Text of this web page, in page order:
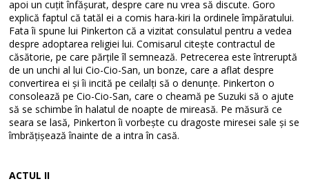
apoi un cuțit înfășurat, despre care nu vrea să discute. Goro
explică faptul că tatăl ei a comis hara-kiri la ordinele împăratului.
Fata îi spune lui Pinkerton că a vizitat consulatul pentru a vedea
despre adoptarea religiei lui. Comisarul citește contractul de
căsătorie, pe care părțile îl semnează. Petrecerea este întreruptă
de un unchi al lui Cio-Cio-San, un bonze, care a aflat despre
convertirea ei și îi incită pe ceilalți să o denunțe. Pinkerton o
consolează pe Cio-Cio-San, care o cheamă pe Suzuki să o ajute
să se schimbe în halatul de noapte de mireasă. Pe măsură ce
seara se lasă, Pinkerton îi vorbește cu dragoste miresei sale și se
îmbrățișează înainte de a intra în casă.
ACTUL II